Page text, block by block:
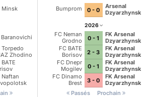
Minsk
Baranovichi
Torpedo
Zhodino
BATE
Naftan
Bumprom 0 - 0
Arsenal
Dzyarzhynsk
2026
FC Neman
Grodno
0 - 1
FK Arsenal
Dzyarzhynsk
FC BATE
Borisov
2 - 3
FK Arsenal
Dzyarzhynsk
FC Dnepr
Mogilev
0 - 1
FK Arsenal
Dzyarzhynsk
FC Dinamo
Brest
3 - 0
FK Arsenal
Dzyarzhynsk
Passés
Prochain